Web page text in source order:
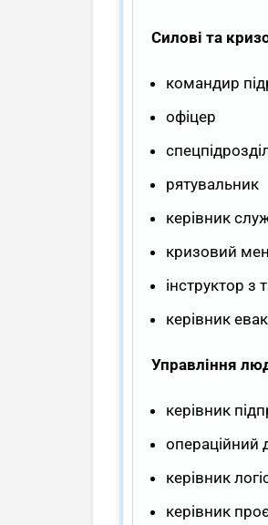
Силові та
командир
офіцер
рятувальник
керівник
кризовий
інструктор з
керівник
Управління
керівник
операційний
керівник
керівник